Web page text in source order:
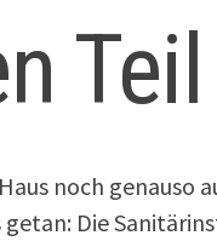
Teil
noch genauso
Die